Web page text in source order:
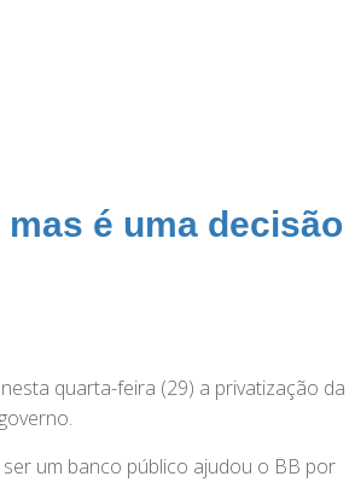
é uma decisão
quarta-feira (29) a privatização da
um banco público ajudou o BB por